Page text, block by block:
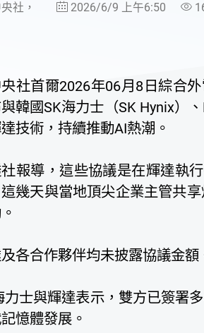
社， 2026/6/9 上午6:50
央社首爾2026年06月8日綜合
韓國SK海力士（SK Hynix）
技術，持續推動AI熱潮。
報導，這些協議是在輝達執
幾天與當地頂尖企業主管共
各合作夥伴均未披露協議金額
力士與輝達表示，雙方已簽署
憶體發展。